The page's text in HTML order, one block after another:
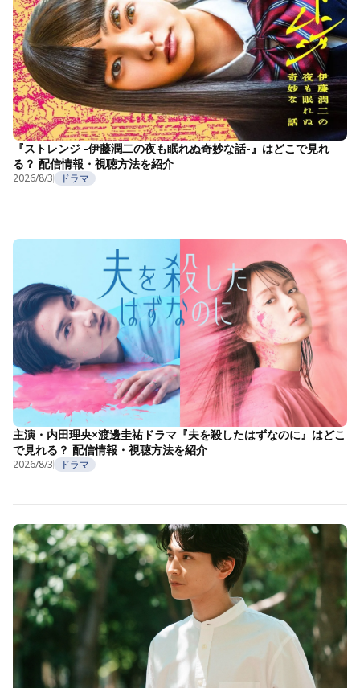
『ストレンジ -伊藤潤二の夜も眠れぬ奇妙な話-』はどこで見れ
る？ 配信情報・視聴方法を紹介
2026/8/3 ドラマ
主演・内田理央×渡邊圭祐ドラマ『夫を殺したはずなのに』はどこ
で見れる？ 配信情報・視聴方法を紹介
2026/8/3 ドラマ